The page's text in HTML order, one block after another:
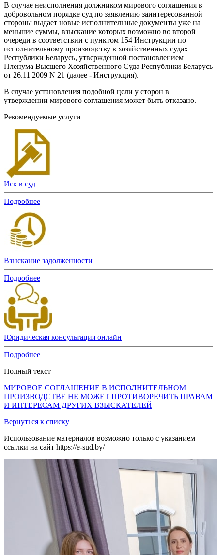
В случае неисполнения должником мирового соглашения в
добровольном порядке суд по заявлению заинтересованной
стороны выдает новые исполнительные документы уже на
меньшие суммы, взыскание которых возможно во второй
очереди в соответствии с пунктом 154 Инструкции по
исполнительному производству в хозяйственных судах
Республики Беларусь, утвержденной постановлением
Пленума Высшего Хозяйственного Суда Республики Беларусь
от 26.11.2009 N 21 (далее - Инструкция).
В случае установления подобной цели у сторон в
утверждении мирового соглашения может быть отказано.
Рекомендуемые услуги
Иск в суд
Подробнее
Взыскание задолженности
Подробнее
Юридическая консультация онлайн
Подробнее
Полный текст
МИРОВОЕ СОГЛАШЕНИЕ В ИСПОЛНИТЕЛЬНОМ
ПРОИЗВОДСТВЕ НЕ МОЖЕТ ПРОТИВОРЕЧИТЬ ПРАВАМ
И ИНТЕРЕСАМ ДРУГИХ ВЗЫСКАТЕЛЕЙ
Вернуться к списку
Использование материалов возможно только с указанием
ссылки на сайт https://e-sud.by/